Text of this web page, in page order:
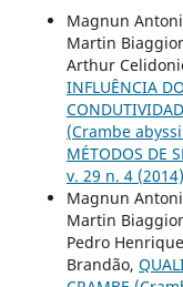
Magnun
Martin
Arthur
INFLUÊNCIA
(Crambe
MÉTODOS DE
v. 29 n. 4
Magnun
Martin
Pedro
Brandão,